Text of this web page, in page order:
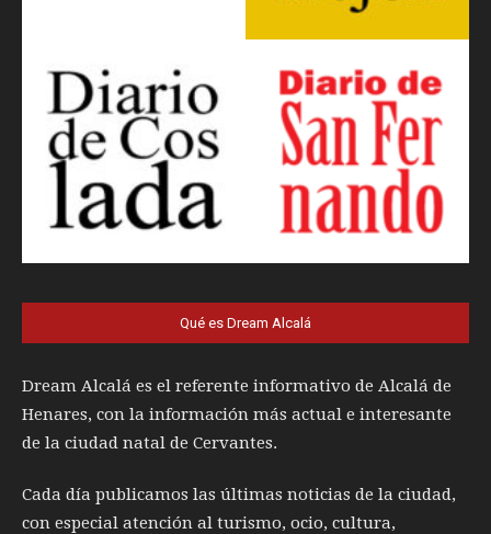
Qué es Dream Alcalá
Dream Alcalá es el referente informativo de Alcalá de
Henares, con la información más actual e interesante
de la ciudad natal de Cervantes.
Cada día publicamos las últimas noticias de la ciudad,
con especial atención al turismo, ocio, cultura,